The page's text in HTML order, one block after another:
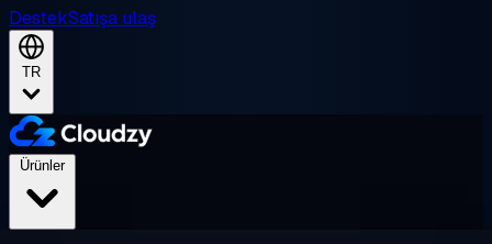
DestekSatışa ulaş
TR
Ürünler